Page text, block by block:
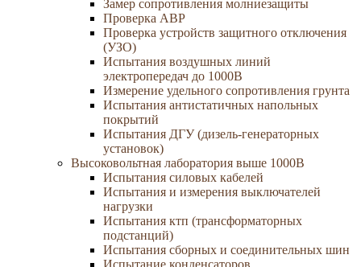
Замер сопротивления молниезащиты
Проверка АВР
Проверка устройств защитного отключения
(УЗО)
Испытания воздушных линий
электропередач до 1000В
Измерение удельного сопротивления грунта
Испытания антистатичных напольных
покрытий
Испытания ДГУ (дизель-генераторных
установок)
Высоковольтная лаборатория выше 1000В
Испытания силовых кабелей
Испытания и измерения выключателей
нагрузки
Испытания ктп (трансформаторных
подстанций)
Испытания сборных и соединительных шин
Испытание конденсаторов